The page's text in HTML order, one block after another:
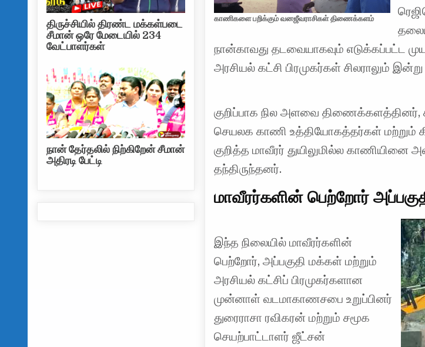
காணிகளை பறிக்கும் வனஜீவராசிகள் திணைக்களம்
நான்காவது தடவையாகவும் எடுக்கப்பட்ட
அரசியல் கட்சி பிரமுகர்கள் சிலராலும் இன்று
குறிப்பாக நில அளவை திணைக்களத்தினர்,
செயலக காணி உத்தியோகத்தர்கள் மற்றும்
குறித்த மாவீரர் துயிலுமில்ல காணியினை
தந்திருந்தனர்.
மாவீரர்களின் பெற்றோர்
இந்த நிலையில் மாவீரர்களின்
பெற்றோர், அப்பகுதி மக்கள் மற்றும்
அரசியல் கட்சிப் பிரமுகர்களான
முன்னாள் வடமாகாணசபை உறுப்பினர்
துரைராசா ரவிகரன் மற்றும் சமூக
செயற்பாட்டாளர் ஜீட்சன்
திருச்சியில் திரண்ட மக்கள்படை
சீமான் ஒரே மேடையில் 234
வேட்பாளர்கள்
நான் தேர்தலில் நிற்கிறேன் சீமான்
அதிரடி பேட்டி